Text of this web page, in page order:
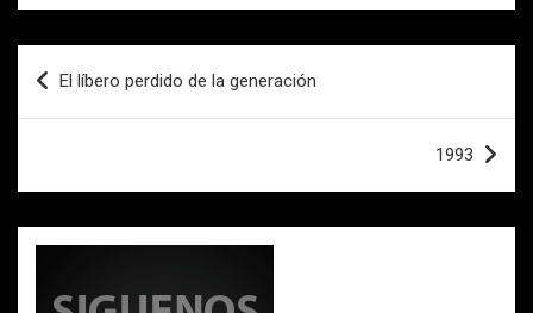
ce
b
o
tt
er
ail at
A
m
ar
Navegación
de
El líbero perdido de la generación
1993